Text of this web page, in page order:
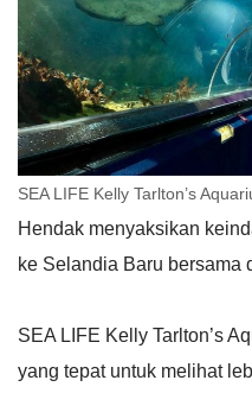
SEA LIFE Kelly Tarlton’s
Hendak menyaksikan
ke Selandia Baru bersama
SEA LIFE Kelly Tarlton’s
yang tepat untuk melihat